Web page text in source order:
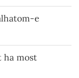
e
ha most